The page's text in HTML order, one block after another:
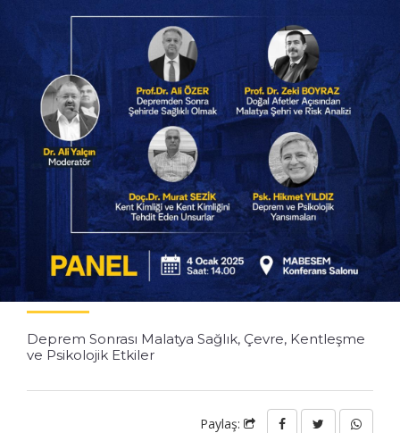
Deprem Sonrası Malatya Sağlık, Çevre, Kentleşme
ve Psikolojik Etkiler
Paylaş: